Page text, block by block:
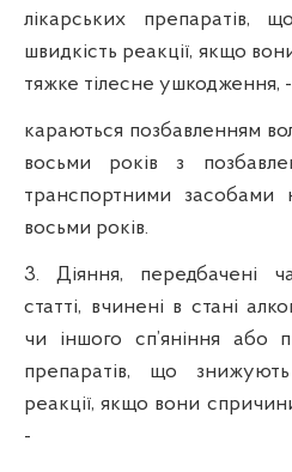
лікарських препаратів,
швидкість реакції, якщо
тяжке тілесне ушкодження, -
караються позбавленням
восьми років з
транспортними засобами
восьми років.
3. Діяння, передбачені
статті, вчинені в стані
чи іншого сп’яніння або
препаратів, що
реакції, якщо вони
-